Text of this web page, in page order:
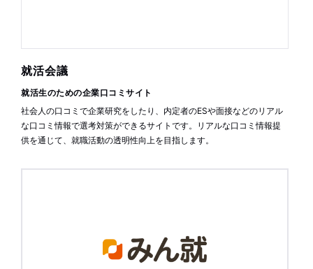
就活会議
就活生のための企業口コミサイト
社会人の口コミで企業研究をしたり、内定者のESや面接などのリアル
な口コミ情報で選考対策ができるサイトです。リアルな口コミ情報提
供を通じて、就職活動の透明性向上を目指します。